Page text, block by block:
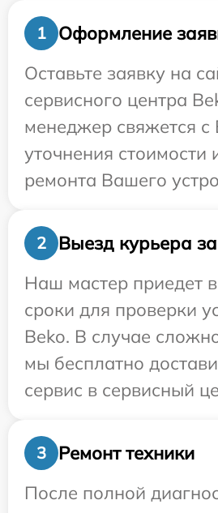
1
Оформление
Оставьте заявку на
сервисного центра
менеджер свяжется с
уточнения стоимости
ремонта Вашего
2
Выезд курьера
Наш мастер приедет
сроки для проверки
Beko. В случае
мы бесплатно
сервис в сервисный
3
Ремонт техники
После полной